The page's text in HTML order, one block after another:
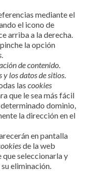
mediante el
el icono de
arriba a la derecha.
la opción
.
de contenido.
y los datos de sitios.
las cookies
que le sea más fácil
determinado dominio,
la dirección en el
en pantalla
de la web
seleccionarla y
eliminación.